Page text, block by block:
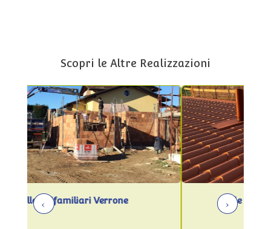
Scopri le Altre Realizzazioni
Sede Delle Associazioni Verrone
‹ ›